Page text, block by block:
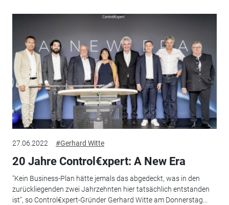
27.06.2022 #Gerhard Witte
20 Jahre Control€xpert: A New Era
"Kein Business-Plan hätte jemals das abgedeckt, was in den
zurückliegenden zwei Jahrzehnten hier tatsächlich entstanden
ist", so Control€xpert-Gründer Gerhard Witte am Donnerstag...